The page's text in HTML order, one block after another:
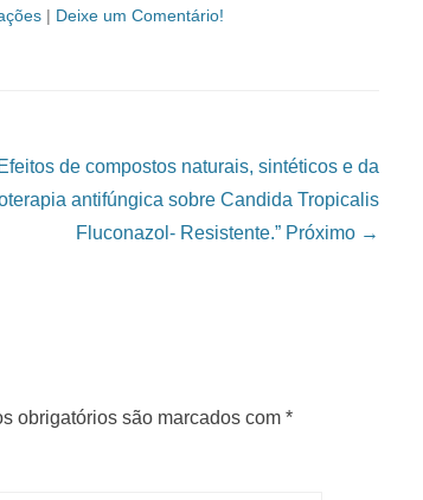
| Deixe um Comentário!
de compostos naturais, sintéticos e da
antifúngica sobre Candida Tropicalis
Fluconazol- Resistente.” Próximo →
obrigatórios são marcados com *